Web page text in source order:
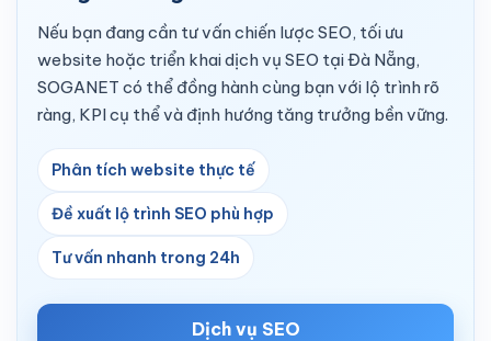
Nếu bạn đang cần tư vấn chiến lược SEO, tối ưu
website hoặc triển khai dịch vụ SEO tại Đà Nẵng,
SOGANET có thể đồng hành cùng bạn với lộ trình rõ
ràng, KPI cụ thể và định hướng tăng trưởng bền vững.
Phân tích website thực tế
Đề xuất lộ trình SEO phù hợp
Tư vấn nhanh trong 24h
Dịch vụ SEO